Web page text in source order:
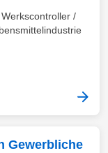
/
Gewerbliche